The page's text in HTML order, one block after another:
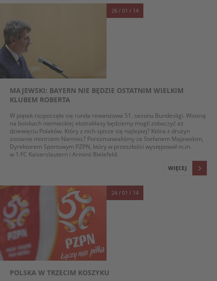
26 / 01 / 14
MAJEWSKI: BAYERN NIE BĘDZIE OSTATNIM WIELKIM
KLUBEM ROBERTA
W piątek rozpoczęła się runda rewanżowa 51. sezonu Bundesligi. Wiosną
na boiskach niemieckiej ekstraklasy będziemy mogli zobaczyć aż
dziewięciu Polaków. Który z nich spisze się najlepiej? Która z drużyn
zostanie mistrzem Niemiec? Porozmawialiśmy ze Stefanem Majewskim,
Dyrektorem Sportowym PZPN, który w przeszłości występował m.in.
w 1.FC Kaiserslautern i Arminii Bielefeld.
WIĘCEJ
24 / 01 / 14
POLSKA W TRZECIM KOSZYKU